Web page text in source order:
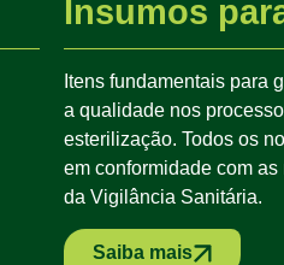
Insumos
Itens fundamentais para
a qualidade nos
esterilização. Todos os
em conformidade com
da Vigilância Sanitária.
Saiba mais